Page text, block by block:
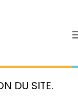
DU SITE.